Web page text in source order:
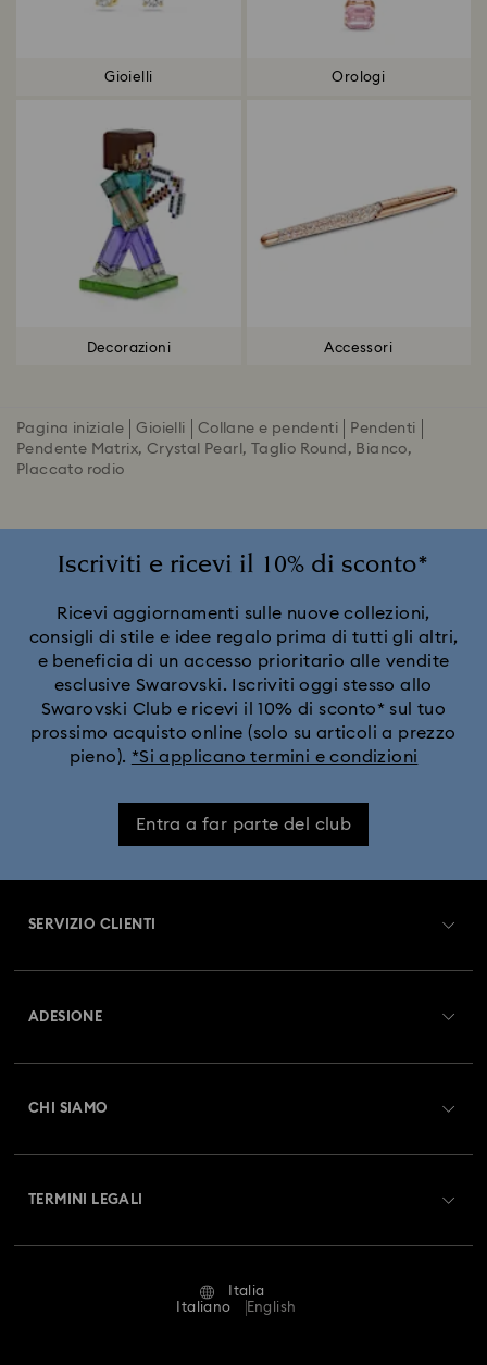
Gioielli Orologi
Decorazioni Accessori
Pagina iniziale Gioielli Collane e pendenti
Pendenti
Pendente Matrix, Crystal Pearl, Taglio Round, Bianco,
Placcato rodio
Iscriviti e ricevi il 10% di sconto*
Ricevi aggiornamenti sulle nuove collezioni,
consigli di stile e idee regalo prima di tutti gli altri,
e beneficia di un accesso prioritario alle vendite
esclusive Swarovski. Iscriviti oggi stesso allo
Swarovski Club e ricevi il 10% di sconto* sul tuo
prossimo acquisto online (solo su articoli a prezzo
pieno). *Si applicano termini e condizioni
Entra a far parte del club
SERVIZIO CLIENTI
Resi & Cambi
Stato della riparazione
ADESIONE
CHI SIAMO
TERMINI LEGALI
Italia
Italiano
English